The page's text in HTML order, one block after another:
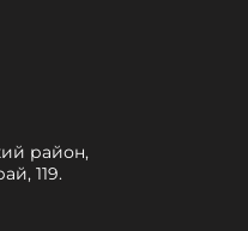
район,
119.